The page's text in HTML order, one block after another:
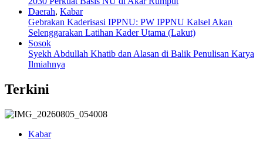
Daerah, Kabar
Gebrakan Kaderisasi IPPNU: PW IPPNU Kalsel Akan
Selenggarakan Latihan Kader Utama (Lakut)
Sosok
Syekh Abdullah Khatib dan Alasan di Balik Penulisan Karya
Ilmiahnya
Terkini
Kabar